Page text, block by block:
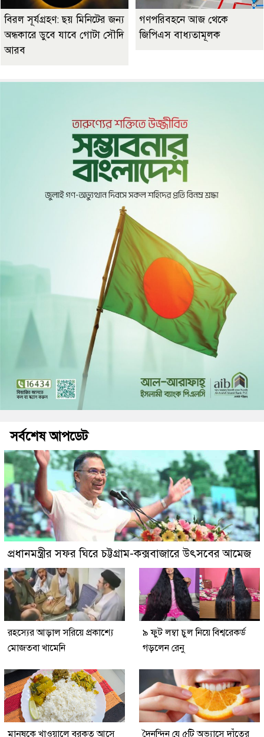
বিরল সূর্যগ্রহণ: ছয় মিনিটের জন্য
অন্ধকারে ডুবে যাবে গোটা সৌদি
আরব
গণপরিবহনে আজ থেকে
জিপিএস বাধ্যতামূলক
সর্বশেষ আপডেট
প্রধানমন্ত্রীর সফর ঘিরে চট্টগ্রাম-কক্সবাজারে উৎসবের আমেজ
রহস্যের আড়াল সরিয়ে প্রকাশ্যে
মোজতবা খামেনি
৯ ফুট লম্বা চুল নিয়ে বিশ্বরেকর্ড
গড়লেন রেনু
মানুষকে খাওয়ালে বরকত আসে
দৈনন্দিন যে ৫টি অভ্যাসে দাঁতের